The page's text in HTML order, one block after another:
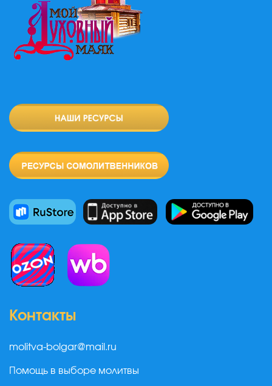
Контакты
molitva-bolgar@mail.ru
Помощь в выборе молитвы